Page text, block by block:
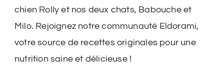
chien Rolly et nos deux chats, Babouche et
Milo. Rejoignez notre communauté Eldorami,
votre source de recettes originales pour une
nutrition saine et délicieuse !